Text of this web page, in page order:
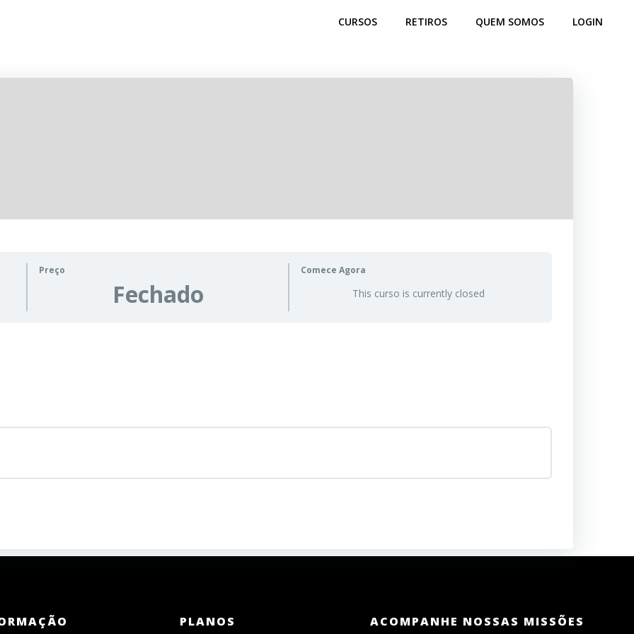
CURSOS RETIROS QUEM SOMOS LOGIN
Preço
Fechado
Comece Agora
This curso is currently closed
PLANOS ACOMPANHE NOSSAS MISSÕES